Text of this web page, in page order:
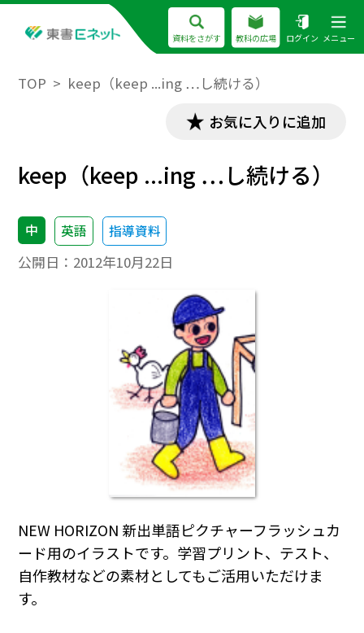
資料をさがす 教科の広場 ログイン メニュー
TOP keep（keep ...ing …し続ける）
お気に入りに追加
keep（keep ...ing …し続ける）
中 英語 指導資料
公開日： 2012年10月22日
NEW HORIZON 新出単語ピクチャーフラッシュカ
ード用のイラストです。学習プリント、テスト、
自作教材などの素材としてもご活用いただけま
す。